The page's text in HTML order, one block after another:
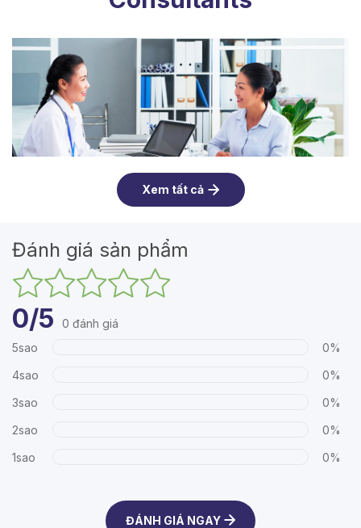
Xem tất cả
Đánh giá sản phẩm
0/5
0 đánh giá
5sao
0%
4sao
0%
3sao
0%
2sao
0%
1sao
0%
ĐÁNH GIÁ NGAY